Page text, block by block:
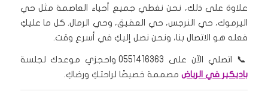
علاوة على ذلك، نحن نغطي جميع أحياء العاصمة مثل حي
اليرموك، حي النرجس، حي العقيق، وحي الرمال. كل ما عليكِ
فعله هو الاتصال بنا، ونحن نصل إليكِ في أسرع وقت.
📞 اتصلي الآن على 0551416363 واحجزي موعدك لجلسة
باديكير في الرياضمصممة خصيصًا لراحتكِ ورضاكِ.